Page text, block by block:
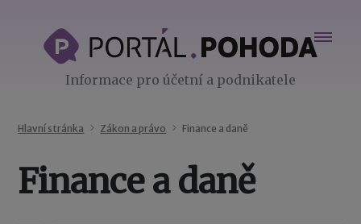
Informace pro účetní a podnikatele
Hlavní stránka Zákon a právo Finance a daně
Finance a daně